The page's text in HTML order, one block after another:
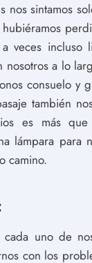
nos sintamos
veces incluso
nosotros a lo
consuelo y
también
es más
lámpara para
camino.
uno de
con los